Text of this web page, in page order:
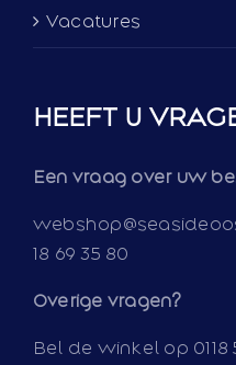
Vacatures
HEEFT U
Een vraag over uw
18 69 35 80
Overige vragen?
Bel de winkel op 0118